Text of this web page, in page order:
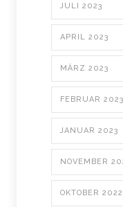
JULI 2023
APRIL 2023
MÄRZ 2023
FEBRUAR 2023
JANUAR 2023
NOVEMBER
OKTOBER 2022